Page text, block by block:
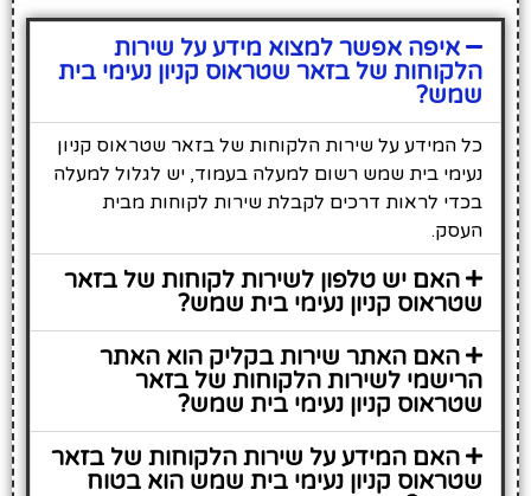
איפה אפשר למצוא מידע על שירות
הלקוחות של בזאר שטראוס קניון נעימי בית
שמש?
כל המידע על שירות הלקוחות של בזאר שטראוס קניון
נעימי בית שמש רשום למעלה בעמוד, יש לגלול למעלה
בכדי לראות דרכים לקבלת שירות לקוחות מבית
העסק.
האם יש טלפון לשירות לקוחות של בזאר
שטראוס קניון נעימי בית שמש?
האם האתר שירות בקליק הוא האתר
הרישמי לשירות הלקוחות של בזאר
שטראוס קניון נעימי בית שמש?
האם המידע על שירות הלקוחות של בזאר
שטראוס קניון נעימי בית שמש הוא בטוח